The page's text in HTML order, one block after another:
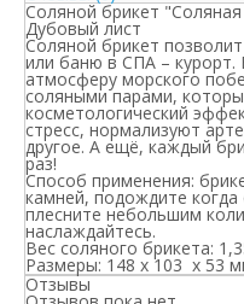
Соляной брикет
Дубовый лист
Соляной брикет
или баню в СПА –
атмосферу морского
соляными парами,
косметологический
стресс, нормализуют
другое. А ещё, каждый
раз!
Способ применения:
камней, подождите когда
плесните небольшим
наслаждайтесь.
Вес соляного брикета:
Размеры: 148 х 103 х 53
Отзывы